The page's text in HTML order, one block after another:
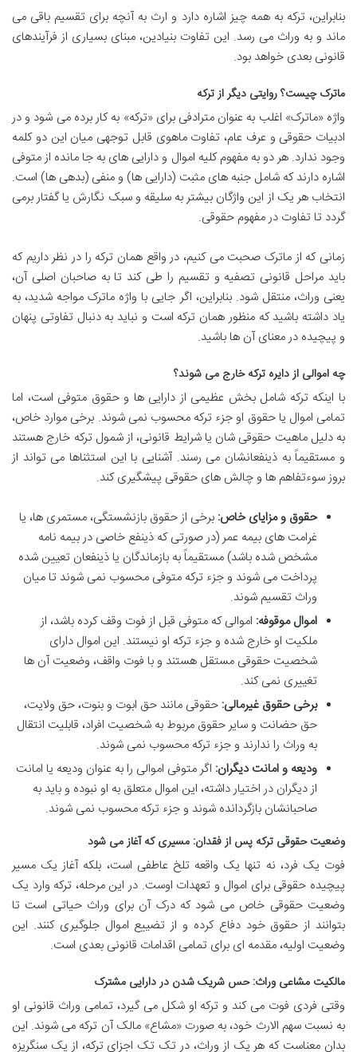
بنابراین، ترکه به همه چیز اشاره دارد و ارث به آنچه برای تقسیم باقی می
ماند و به وراث می رسد. این تفاوت بنیادین، مبنای بسیاری از فرآیندهای
قانونی بعدی خواهد بود.
ماترک چیست؟ روایتی دیگر از ترکه
واژه «ماترک» اغلب به عنوان مترادفی برای «ترکه» به کار برده می شود و در
ادبیات حقوقی و عرف عام، تفاوت ماهوی قابل توجهی میان این دو کلمه
وجود ندارد. هر دو به مفهوم کلیه اموال و دارایی های به جا مانده از متوفی
اشاره دارند که شامل جنبه های مثبت (دارایی ها) و منفی (بدهی ها) است.
انتخاب هر یک از این واژگان بیشتر به سلیقه و سبک نگارش یا گفتار برمی
گردد تا تفاوت در مفهوم حقوقی.
زمانی که از ماترک صحبت می کنیم، در واقع همان ترکه را در نظر داریم که
باید مراحل قانونی تصفیه و تقسیم را طی کند تا به صاحبان اصلی آن،
یعنی وراث، منتقل شود. بنابراین، اگر جایی با واژه ماترک مواجه شدید، به
یاد داشته باشید که منظور همان ترکه است و نباید به دنبال تفاوتی پنهان
و پیچیده در معنای آن ها باشید.
چه اموالی از دایره ترکه خارج می شوند؟
با اینکه ترکه شامل بخش عظیمی از دارایی ها و حقوق متوفی است، اما
تمامی اموال یا حقوق او جزء ترکه محسوب نمی شوند. برخی موارد خاص،
به دلیل ماهیت حقوقی شان یا شرایط قانونی، از شمول ترکه خارج هستند
و مستقیماً به ذینفعانشان می رسند. آشنایی با این استثناها می تواند از
بروز سوءتفاهم ها و چالش های حقوقی پیشگیری کند.
حقوق و مزایای خاص: برخی از حقوق بازنشستگی، مستمری ها، یا
غرامت های بیمه عمر (در صورتی که ذینفع خاصی در بیمه نامه
مشخص شده باشد) مستقیماً به بازماندگان یا ذینفعان تعیین شده
پرداخت می شوند و جزء ترکه متوفی محسوب نمی شوند تا میان
وراث تقسیم شوند.
اموال موقوفه: اموالی که متوفی قبل از فوت وقف کرده باشد، از
ملکیت او خارج شده و جزء ترکه او نیستند. این اموال دارای
شخصیت حقوقی مستقل هستند و با فوت واقف، وضعیت آن ها
تغییری نمی کند.
برخی حقوق غیرمالی: حقوقی مانند حق ابوت و بنوت، حق ولایت،
حق حضانت و سایر حقوق مربوط به شخصیت افراد، قابلیت انتقال
به وراث را ندارند و جزء ترکه محسوب نمی شوند.
ودیعه و امانت دیگران: اگر متوفی اموالی را به عنوان ودیعه یا امانت
از دیگران در اختیار داشته، این اموال متعلق به او نبوده و باید به
صاحبانشان بازگردانده شوند و جزء ترکه محسوب نمی شوند.
وضعیت حقوقی ترکه پس از فقدان: مسیری که آغاز می شود
فوت یک فرد، نه تنها یک واقعه تلخ عاطفی است، بلکه آغاز یک مسیر
پیچیده حقوقی برای اموال و تعهدات اوست. در این مرحله، ترکه وارد یک
وضعیت حقوقی خاص می شود که درک آن برای وراث حیاتی است تا
بتوانند از حقوق خود دفاع کرده و از تضییع اموال جلوگیری کنند. این
وضعیت اولیه، مقدمه ای برای تمامی اقدامات قانونی بعدی است.
مالکیت مشاعی وراث: حس شریک شدن در دارایی مشترک
وقتی فردی فوت می کند و ترکه او شکل می گیرد، تمامی وراث قانونی او
به نسبت سهم الارث خود، به صورت «مشاع» مالک آن ترکه می شوند. این
بدان معناست که هر یک از وراث، در تک تک اجزای ترکه، از یک سنگریزه